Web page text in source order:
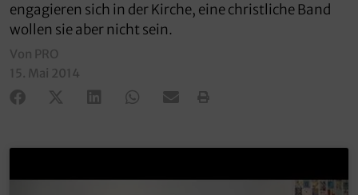
engagieren sich in der Kirche, eine christliche Band
wollen sie aber nicht sein.
Von PRO
15. Mai 2014